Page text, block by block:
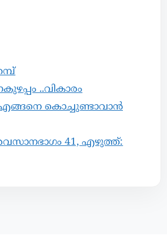
..വികാരം
കൊച്ചുണ്ടാവാൻ
41, എഴുത്ത്: